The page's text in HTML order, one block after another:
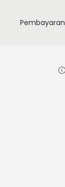
Pembayaran